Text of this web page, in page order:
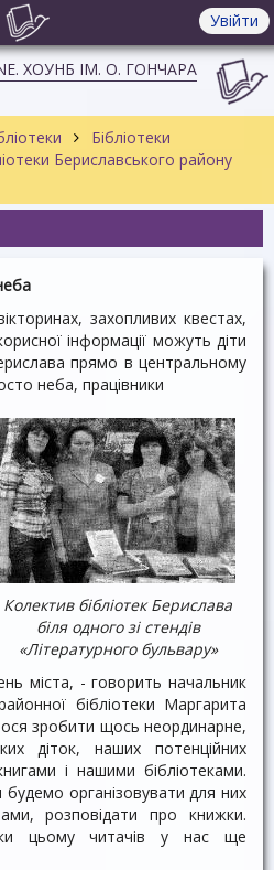
Увійти
ХОУНБ ІМ. О. ГОНЧАРА
Бібліотеки
Бериславського району
захопливих квестах,
інформації можуть діти
прямо в центральному
неба, працівники
Колектив бібліотек Берислава
біля одного зі стендів
«Літературного бульвару»
міста, - говорить начальник
бібліотеки Маргарита
зробити щось неординарне,
діток, наших потенційних
і нашими бібліотеками.
будемо організовувати для них
розповідати про книжки.
цьому читачів у нас ще